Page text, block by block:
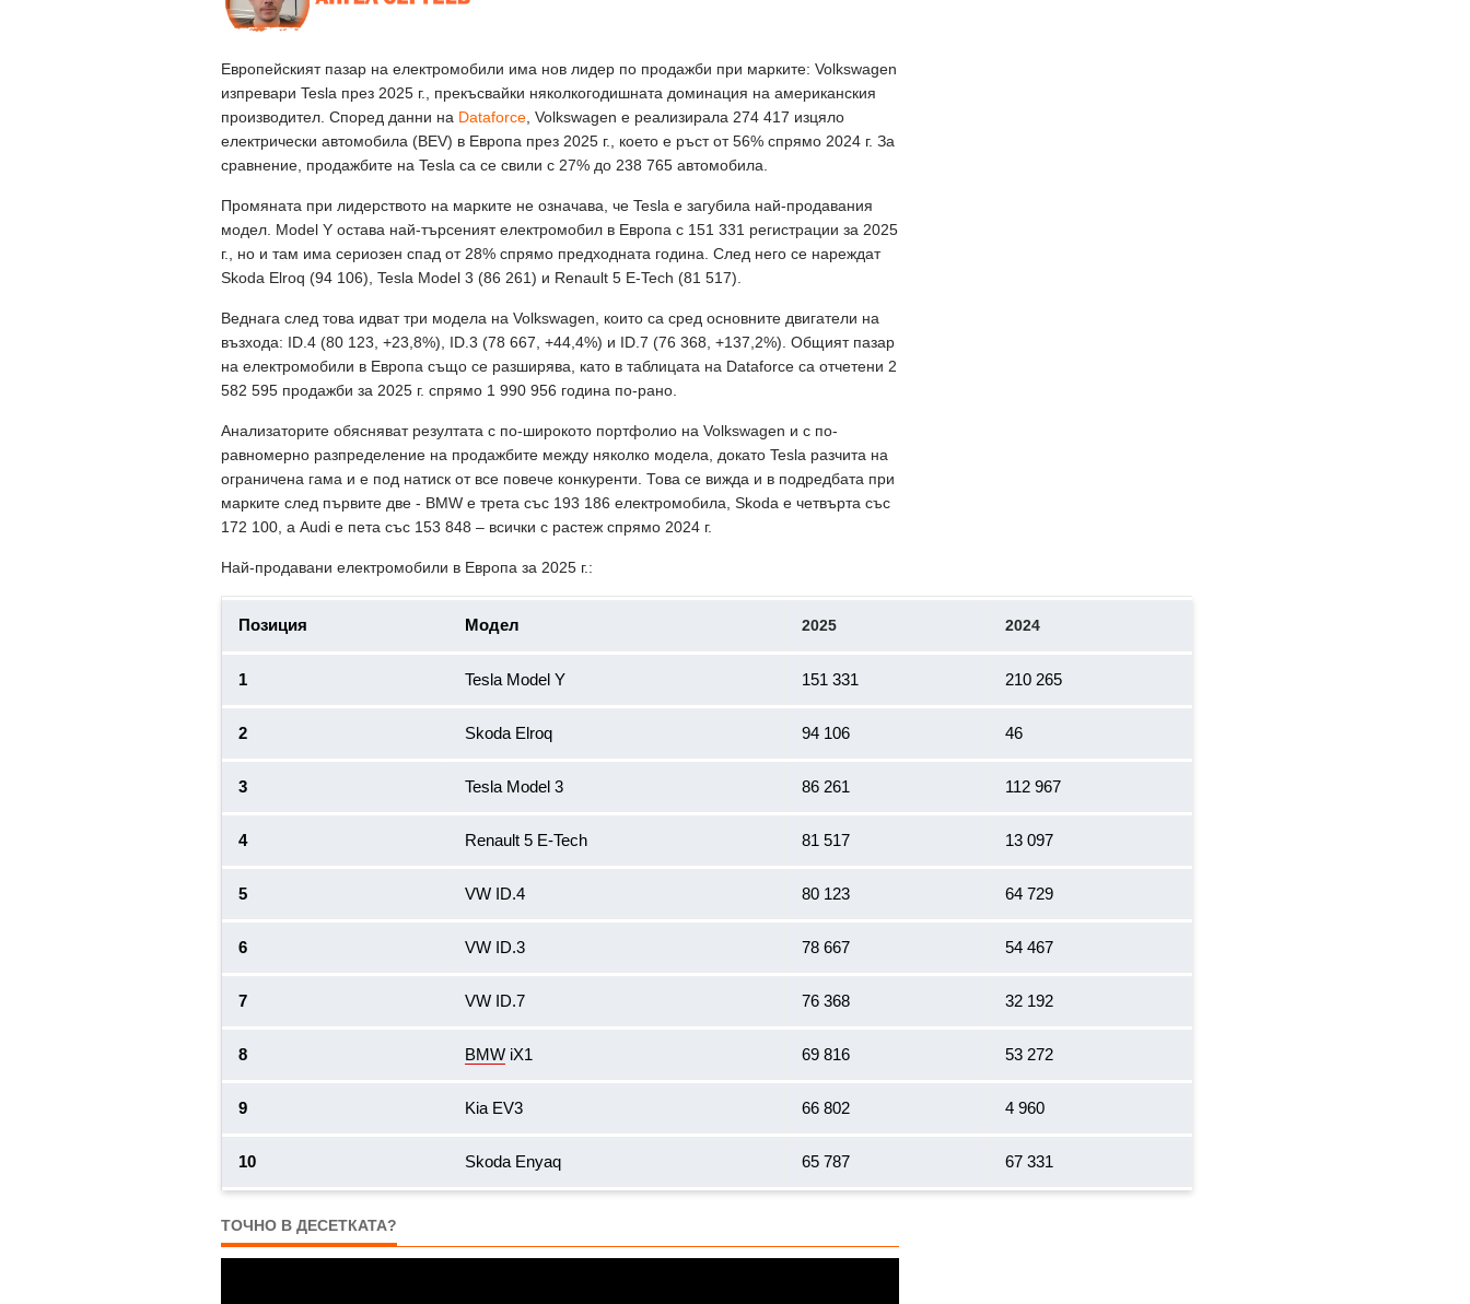
Европейският пазар на електромобили има нов лидер по продажби при марките: Volkswagen
изпревари Tesla през 2025 г., прекъсвайки няколкогодишната доминация на американския
производител. Според данни на Dataforce , Volkswagen е реализирала 274 417 изцяло
електрически автомобила (BEV) в Европа през 2025 г., което е ръст от 56% спрямо 2024 г. За
сравнение, продажбите на Tesla са се свили с 27% до 238 765 автомобила.
Промяната при лидерството на марките не означава, че Tesla е загубила най-продавания
модел. Model Y остава най-търсеният електромобил в Европа с 151 331 регистрации за 2025
г., но и там има сериозен спад от 28% спрямо предходната година. След него се нареждат
Skoda Elroq (94 106), Tesla Model 3 (86 261) и Renault 5 E-Tech (81 517).
Веднага след това идват три модела на Volkswagen, които са сред основните двигатели на
възхода: ID.4 (80 123, +23,8%), ID.3 (78 667, +44,4%) и ID.7 (76 368, +137,2%). Общият пазар
на електромобили в Европа също се разширява, като в таблицата на Dataforce са отчетени 2
582 595 продажби за 2025 г. спрямо 1 990 956 година по-рано.
Анализаторите обясняват резултата с по-широкото портфолио на Volkswagen и с по-
равномерно разпределение на продажбите между няколко модела, докато Tesla разчита на
ограничена гама и е под натиск от все повече конкуренти. Това се вижда и в подредбата при
марките след първите две - BMW е трета със 193 186 електромобила, Skoda е четвърта със
172 100, а Audi е пета със 153 848 – всички с растеж спрямо 2024 г.
Най-продавани електромобили в Европа за 2025 г.:
Позиция Модел 2025 2024
1 Tesla Model Y 151 331 210 265
2 Skoda Elroq 94 106 46
3 Tesla Model 3 86 261 112 967
4 Renault 5 E-Tech 81 517 13 097
5 VW ID.4 80 123 64 729
6 VW ID.3 78 667 54 467
7 VW ID.7 76 368 32 192
8 BMW iX1 69 816 53 272
9 Kia EV3 66 802 4 960
10 Skoda Enyaq 65 787 67 331
ТОЧНО В ДЕСЕТКАТА?